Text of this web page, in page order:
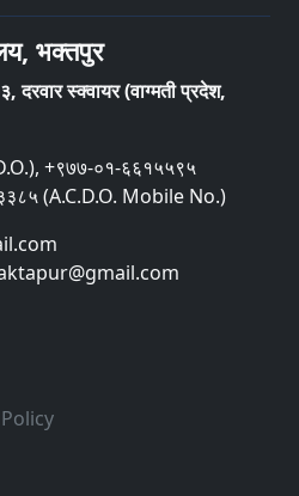
भक्तपुर
दरवार स्क्वायर (वाग्मती प्रदेश,
+९७७-०१-६६१५५९५
(A.C.D.O. Mobile No.)